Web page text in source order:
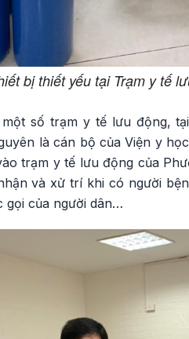
bị thiết yếu tại Trạm y tế
số trạm y tế lưu động,
là cán bộ của Viện y
trạm y tế lưu động của
và xử trí khi có người
gọi của người dân…